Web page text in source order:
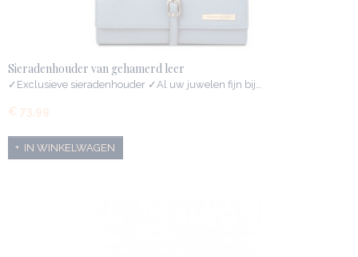
Sieradenhouder van gehamerd leer
✓Exclusieve sieradenhouder ✓Al uw juwelen fijn bij…
€ 73,99
IN WINKELWAGEN